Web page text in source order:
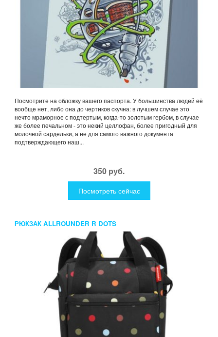
Посмотрите на обложку вашего паспорта. У большинства людей её
вообще нет, либо она до чертиков скучна: в лучшем случае это
нечто мраморное с подтертым, когда-то золотым гербом, в случае
же более печальном - это некий целлофан, более пригодный для
молочной сардельки, а не для самого важного документа
подтверждающего наш...
350 руб.
Посмотреть сейчас
РЮКЗАК ALLROUNDER R DOTS